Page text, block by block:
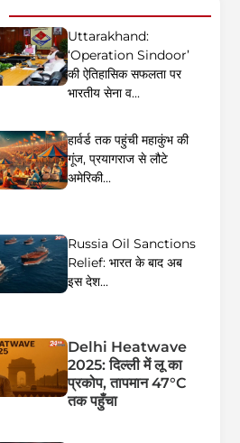
Uttarakhand:
‘Operation Sindoor’
की ऐतिहासिक सफलता पर
भारतीय सेना व...
हार्वर्ड तक पहुंची महाकुंभ की
गूंज, प्रयागराज से लौटे
अमेरिकी...
Russia Oil Sanctions
Relief: भारत के बाद अब
इस देश...
Delhi Heatwave
2025: दिल्ली में लू का
प्रकोप, तापमान 47°C
तक पहुँचा